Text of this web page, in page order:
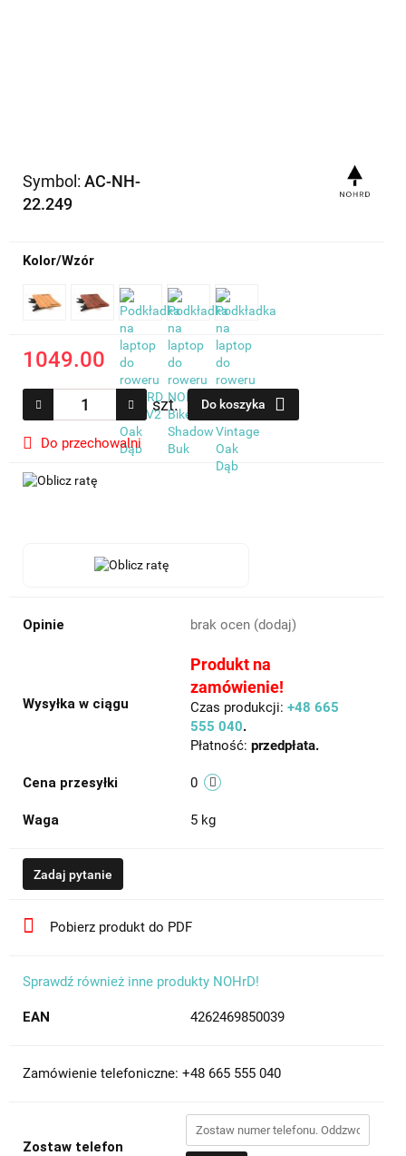
Symbol: AC-NH-
22.249
Kolor/Wzór
1049.00
szt. Do koszyka
Do przechowalni
Opinie brak ocen (dodaj)
Wysyłka w ciągu
Produkt na
zamówienie!
Czas produkcji: +48 665
555 040.
Płatność: przedpłata.
Cena przesyłki 0
Waga 5 kg
Zadaj pytanie
Pobierz produkt do PDF
Sprawdź również inne produkty NOHrD!
EAN 4262469850039
Zamówienie telefoniczne: +48 665 555 040
Zostaw telefon